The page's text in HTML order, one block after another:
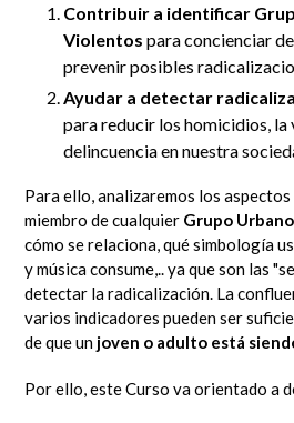
Contribuir a identificar
Violentos para concienciar
prevenir posibles
Ayudar a detectar
para reducir los homicidios, la
delincuencia en nuestra
Para ello, analizaremos los
miembro de cualquier Grupo
cómo se relaciona, qué simbología
y música consume,.. ya que son las
detectar la radicalización. La
varios indicadores pueden ser
de que un joven o adulto está
Por ello, este Curso va orientado a